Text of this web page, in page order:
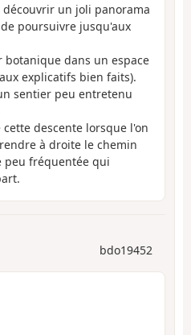
un joli panorama
poursuivre jusqu'aux
botanique dans un espace
explicatifs bien faits).
sentier peu entretenu
descente lorsque l'on
à droite le chemin
peu fréquentée qui
bdo19452